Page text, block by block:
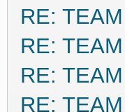
RE:
RE:
RE:
RE: